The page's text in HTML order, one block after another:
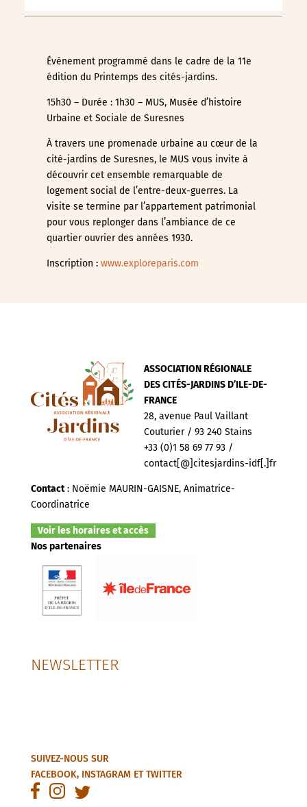
Évènement programmé dans le cadre de la 11e
édition du Printemps des cités-jardins.
15h30 – Durée : 1h30 – MUS, Musée d’histoire
Urbaine et Sociale de Suresnes
À travers une promenade urbaine au cœur de la
cité-jardins de Suresnes, le MUS vous invite à
découvrir cet ensemble remarquable de
logement social de l’entre-deux-guerres. La
visite se termine par l’appartement patrimonial
pour vous replonger dans l’ambiance de ce
quartier ouvrier des années 1930.
Inscription :www.exploreparis.com
ASSOCIATION RÉGIONALE
DES CITÉS-JARDINS D’ILE-DE-
FRANCE
28, avenue Paul Vaillant
Couturier / 93 240 Stains
+33 (0)1 58 69 77 93 /
contact[@]citesjardins-idf[.]fr
Contact: Noëmie MAURIN-GAISNE, Animatrice-
Coordinatrice
Voir les horaires et accès
Nos partenaires
NEWSLETTER
SUIVEZ-NOUS SUR
FACEBOOK, INSTAGRAMETTWITTER